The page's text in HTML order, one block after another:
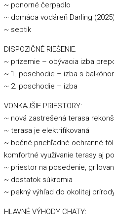
~ ponorné čerpadlo
~ domáca vodáreň Darling (2025)
~ septik
DISPOZIČNÉ RIEŠENIE:
~ prízemie – obývacia izba
~ 1. poschodie – izba s
~ 2. poschodie – izba
VONKAJŠIE PRIESTORY:
~ nová zastrešená terasa
~ terasa je elektrifikovaná
~ bočné priehľadné ochranné
komfortné využívanie terasy aj
~ priestor na posedenie,
~ dostatok súkromia
~ pekný výhľad do okolitej
HLAVNÉ VÝHODY CHATY: